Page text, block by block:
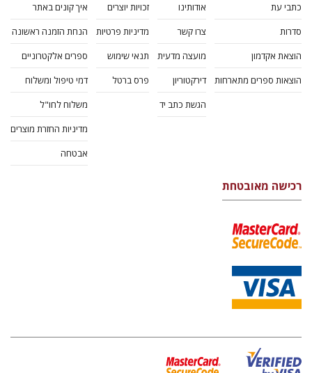
כתבי עת
סדרות
הוצאת אקדמון
הוצאות ספרים מתארחות
אודותינו
צרו קשר
מועצה מדעית
דירקטוריון
הגשת כתב יד
זכויות יוצרים
מדיניות פרטיות
תנאי שימוש
פרס ברטל
איך קונים באתר
הנחת הזמנה ראשונה
ספרים אלקטרוניים
דמי טיפול ומשלוח
משלוח לחו"ל
מדיניות החזרת מוצרים
אבטחה
רכישה מאובטחת